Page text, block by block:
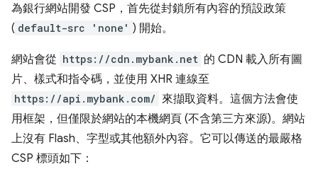
為銀行網站開發 CSP，首先從封鎖所有內容的預設政策
( default-src 'none' ) 開始。
網站會從 https://cdn.mybank.net 的 CDN 載入所有圖
片、樣式和指令碼，並使用 XHR 連線至
https://api.mybank.com/ 來擷取資料。這個方法會使
用框架，但僅限於網站的本機網頁 (不含第三方來源)。網站
上沒有 Flash、字型或其他額外內容。它可以傳送的最嚴格
CSP 標頭如下：